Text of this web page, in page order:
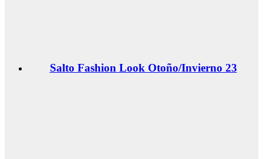
Salto Fashion Look Otoño/Invierno 23